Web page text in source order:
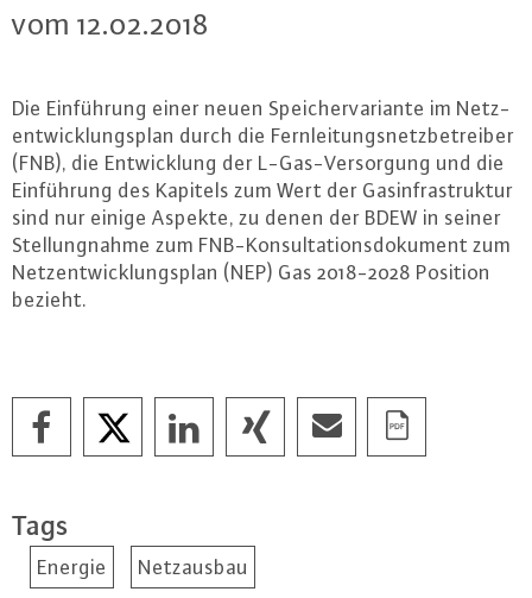
vom 12.02.2018
Die Ein­füh­rung einer neuen Spei­cher­va­ri­an­te im Netz­
ent­wick­lungs­plan durch die Fern­lei­tungs­netz­be­trei­ber
(FNB), die Ent­wick­lung der L-Gas-Ver­sor­gung und die
Ein­füh­rung des Kapitels zum Wert der Gas­in­fra­struk­tur
sind nur einige Aspekte, zu denen der BDEW in seiner
Stel­lung­nah­me zum FNB-Kon­sul­ta­ti­ons­do­ku­ment zum
Netz­ent­wick­lungs­plan (NEP) Gas 2018-2028 Position
bezieht.
Tags
Energie Netzausbau